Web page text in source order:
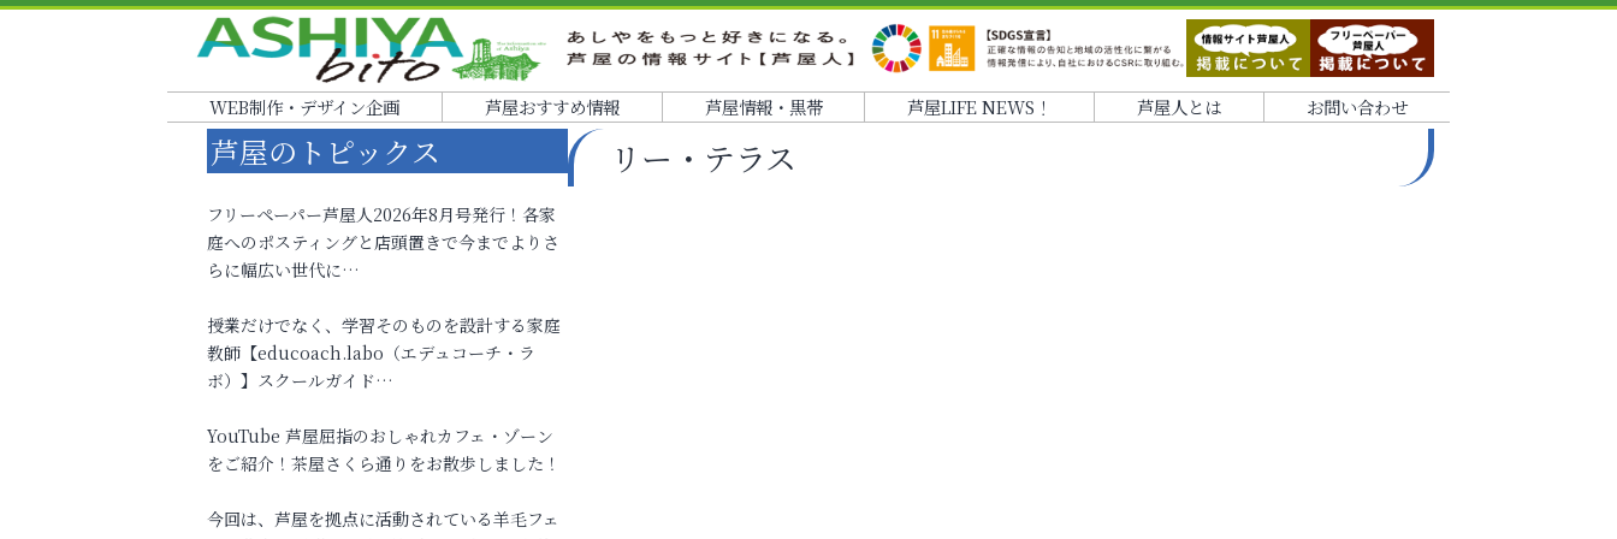
WEB制作・デザイン企画 芦屋おすすめ情報 芦屋情報・黒帯 芦屋LIFE NEWS！ 芦屋人とは お問い合わせ
リー・テラス
芦屋のトピックス
フリーペーパー芦屋人2026年8月号発行！各家
庭へのポスティングと店頭置きで今までよりさ
らに幅広い世代に…
授業だけでなく、学習そのものを設計する家庭
教師【educoach.labo（エデュコーチ・ラ
ボ）】スクールガイド…
YouTube 芦屋屈指のおしゃれカフェ・ゾーン
をご紹介！茶屋さくら通りをお散歩しました！
今回は、芦屋を拠点に活動されている羊毛フェ